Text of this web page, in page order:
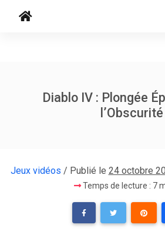
Diablo IV : Plongée
l’Obscurité
Jeux vidéos / Publié le 24 octobre
Temps de lecture : 7